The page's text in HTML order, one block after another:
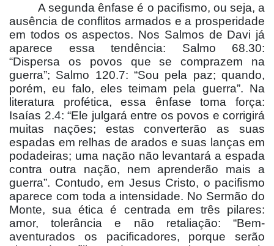
A segunda ênfase é o pacifismo, ou seja, a
ausência de conflitos armados e a prosperidade
em todos os aspectos. Nos Salmos de Davi já
aparece essa tendência: Salmo 68.30:
“Dispersa os povos que se comprazem na
guerra”; Salmo 120.7: “Sou pela paz; quando,
porém, eu falo, eles teimam pela guerra”. Na
literatura profética, essa ênfase toma força:
Isaías 2.4: “Ele julgará entre os povos e corrigirá
muitas nações; estas converterão as suas
espadas em relhas de arados e suas lanças em
podadeiras; uma nação não levantará a espada
contra outra nação, nem aprenderão mais a
guerra”. Contudo, em Jesus Cristo, o pacifismo
aparece com toda a intensidade. No Sermão do
Monte, sua ética é centrada em três pilares:
amor, tolerância e não retaliação: “Bem-
aventurados os pacificadores, porque serão